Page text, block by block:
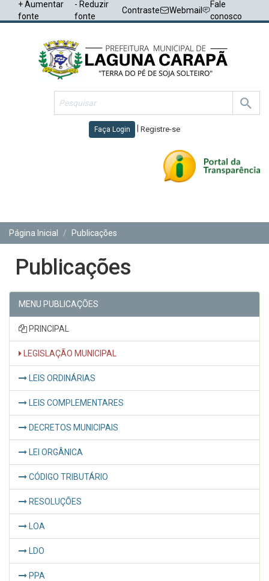
+ Aumentar
fonte
- Reduzir
fonte
Contraste Webmail
Fale
conosco
Faça Login Registre-se
Página Inicial
Publicações
Publicações
MENU PUBLICAÇÕES
PRINCIPAL
LEGISLAÇÃO MUNICIPAL
LEIS ORDINÁRIAS
LEIS COMPLEMENTARES
DECRETOS MUNICIPAIS
LEI ORGÂNICA
CÓDIGO TRIBUTÁRIO
RESOLUÇÕES
LOA
LDO
PPA